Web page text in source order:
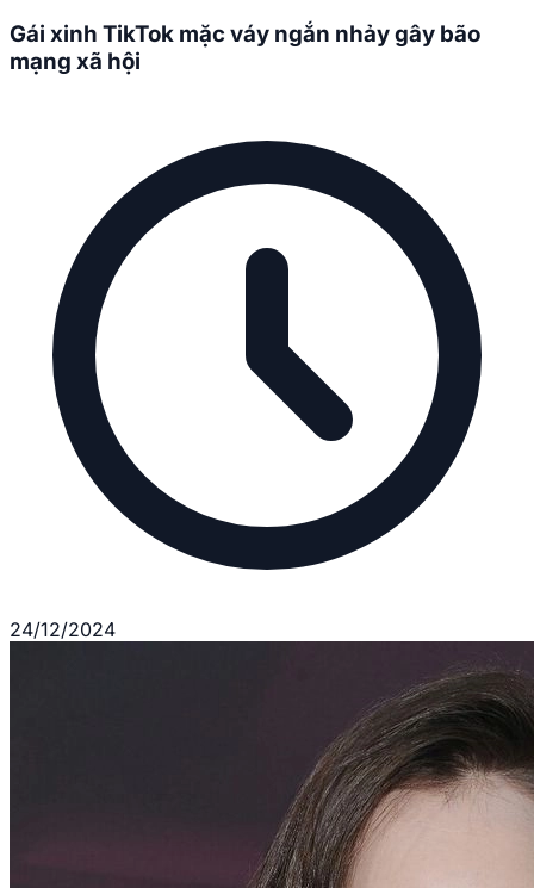
Gái xinh TikTok mặc váy ngắn nhảy gây bão
mạng xã hội
24/12/2024